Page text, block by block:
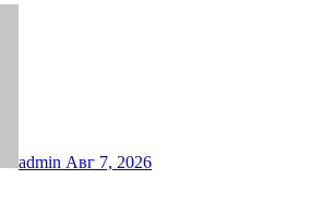
admin Авг 7, 2026